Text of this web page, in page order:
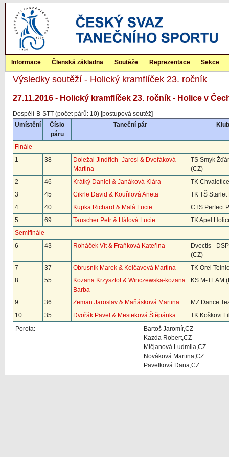
Informace Členská základna Soutěže Reprezentace Sekce
Výsledky soutěží - Holický kramflíček 23. ročník
27.11.2016 - Holický kramflíček 23. ročník - Holice v
Dospělí-B-STT (počet párů: 10) [postupová soutěž]
Umístění
Číslo
páru
Taneční pár
Finále
1
38
Doležal Jindřich_Jarosl & Dvořáková
Martina
TS Smyk
(CZ)
2
46 Krátký Daniel & Janáková Klára
TK
3
45 Cikrle David & Kouřilová Aneta
TK TŠ Starlet
4
40 Kupka Richard & Malá Lucie
CTS Perfect
5
69 Tauscher Petr & Hálová Lucie
TK Apel
Semifinále
6
43 Roháček Vít & Fraňková Kateřina
Dvectis -
(CZ)
7
37 Obrusník Marek & Kolčavová Martina
TK Orel
8
55
Kozana Krzysztof & Winczewska-kozana
Barba
KS M-TEAM
9 36 Zeman Jaroslav & Maňásková Martina
MZ Dance
10
35 Dvořák Pavel & Mesteková Štěpánka
TK Koškovi
Porota:
Bartoš Jaromír,CZ
Kazda Robert,CZ
Mičjanová Ludmila,CZ
Nováková Martina,CZ
Pavelková Dana,CZ